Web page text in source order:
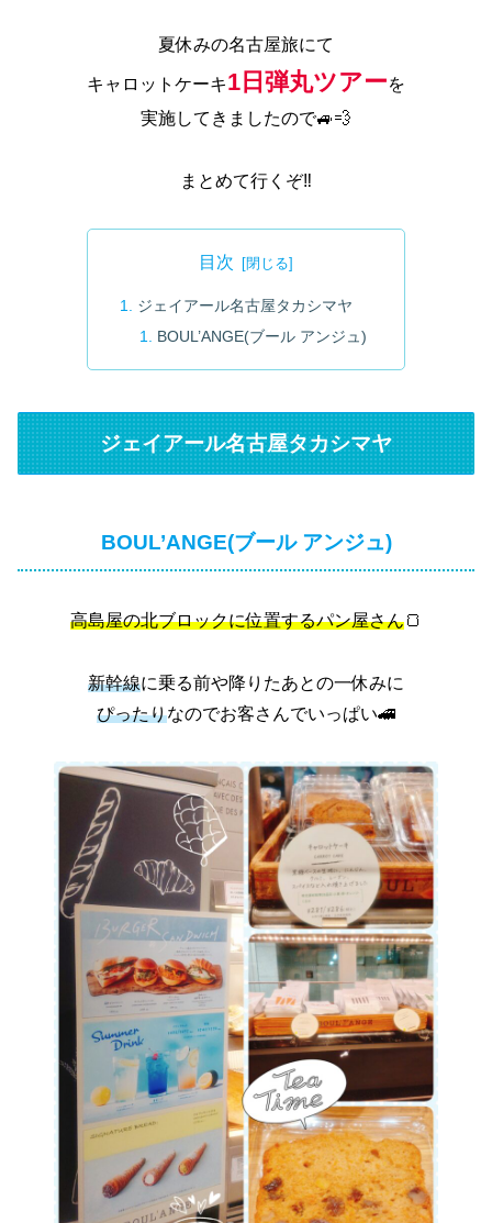
夏休みの名古屋旅にて
キャロットケーキ1日弾丸ツアーを
実施してきましたので🚙💨
まとめて行くぞ‼️
目次
ジェイアール名古屋タカシマヤ
BOUL’ANGE(ブール アンジュ)
ジェイアール名古屋タカシマヤ
BOUL’ANGE(ブール アンジュ)
高島屋の北ブロックに位置するパン屋さん🍞
新幹線に乗る前や降りたあとの一休みに
ぴったりなのでお客さんでいっぱい🚄